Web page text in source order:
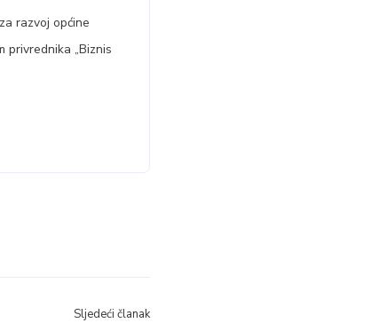
razvoj općine
privrednika „Biznis
Sljedeći članak